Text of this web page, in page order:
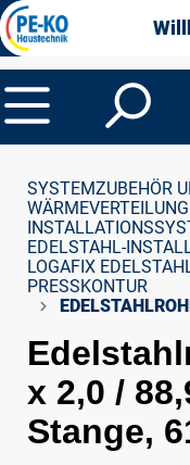
springen
SYSTEMZUBEHÖR
WÄRMEVERTEILUNG
EDELSTAHL-
LOGAFIX
PRESSKONTUR
x 2,0 /
Stange,